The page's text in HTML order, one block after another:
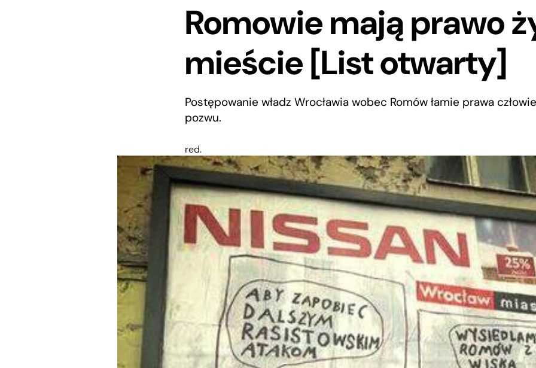
Romowie mają prawo
mieście [List otwarty]
Postępowanie władz Wrocławia wobec Romów łamie prawa
pozwu.
red.